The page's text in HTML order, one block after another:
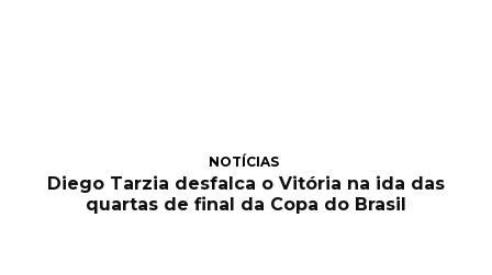
NOTÍCIAS
Diego Tarzia desfalca o Vitória na ida das
quartas de final da Copa do Brasil